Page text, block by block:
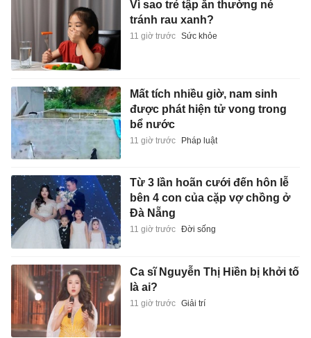
Vì sao trẻ tập ăn thường né
tránh rau xanh?
11 giờ trước Sức khỏe
Mất tích nhiều giờ, nam sinh
được phát hiện tử vong trong
bể nước
11 giờ trước Pháp luật
Từ 3 lần hoãn cưới đến hôn lễ
bên 4 con của cặp vợ chồng ở
Đà Nẵng
11 giờ trước Đời sống
Ca sĩ Nguyễn Thị Hiền bị khởi tố
là ai?
11 giờ trước Giải trí